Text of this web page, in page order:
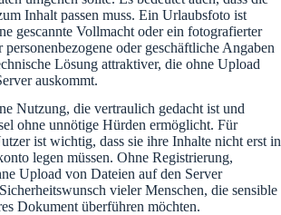
Inhalt passen muss. Ein Urlaubsfoto ist
gescannte Vollmacht oder ein fotografierter
oder geschäftliche Angaben
Lösung attraktiver, die ohne Upload
auskommt.
Nutzung, die vertraulich gedacht ist und
ohne unnötige Hürden ermöglicht. Für
ist wichtig, dass sie ihre Inhalte nicht erst in
legen müssen. Ohne Registrierung,
Upload von Dateien auf den Server
vieler Menschen, die sensible
Dokument überführen möchten.